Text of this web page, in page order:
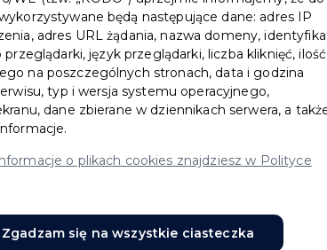
będą następujące dane: adres IP
adres URL żądania, nazwa domeny,
język przeglądarki, liczba kliknięć, ilość
na poszczególnych stronach, data i godzina
typ i wersja systemu operacyjnego,
dane zbierane w dziennikach serwera, a
o plikach cookies znajdziesz w Polityce
Zgadzam się na wszystkie ciasteczka